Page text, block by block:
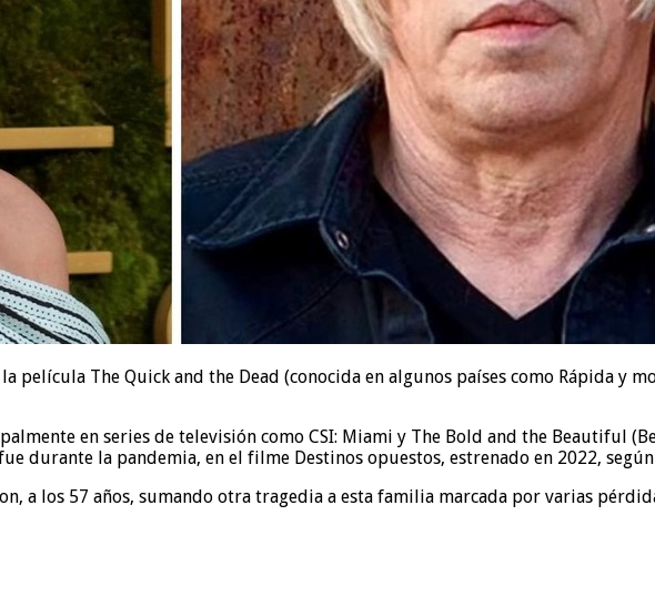
película The Quick and the Dead (conocida en algunos países como Rápida y
en series de televisión como CSI: Miami y The Bold and the Beautiful
durante la pandemia, en el filme Destinos opuestos, estrenado en 2022,
a los 57 años, sumando otra tragedia a esta familia marcada por varias